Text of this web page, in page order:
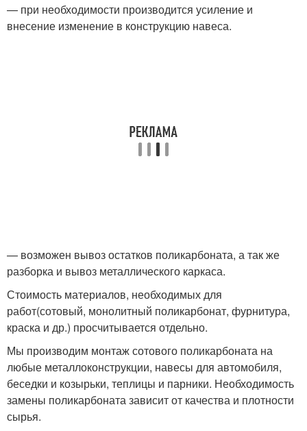
— при необходимости производится усиление и
внесение изменение в конструкцию навеса.
— возможен вывоз остатков поликарбоната, а так же
разборка и вывоз металлического каркаса.
Стоимость материалов, необходимых для
работ(сотовый, монолитный поликарбонат, фурнитура,
краска и др.) просчитывается отдельно.
Мы производим монтаж сотового поликарбоната на
любые металлоконструкции, навесы для автомобиля,
беседки и козырьки, теплицы и парники. Необходимость
замены поликарбоната зависит от качества и плотности
сырья.